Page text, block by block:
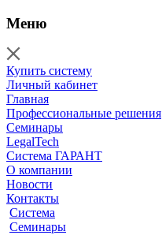
Меню
Купить систему
Личный кабинет
Главная
Профессиональные решения
Семинары
LegalTech
Система ГАРАНТ
О компании
Новости
Контакты
Система
Семинары